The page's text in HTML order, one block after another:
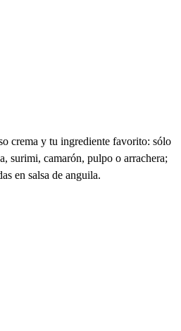
crema y tu ingrediente favorito: sólo
surimi, camarón, pulpo o arrachera;
en salsa de anguila.